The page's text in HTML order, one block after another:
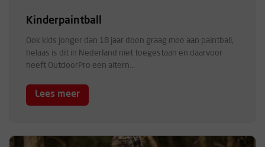
Kinderpaintball
Ook kids jonger dan 18 jaar doen graag mee aan paintball,
helaas is dit in Nederland niet toegestaan en daarvoor
heeft OutdoorPro een altern...
Lees meer